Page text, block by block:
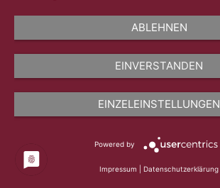
ABLEHNEN
EINVERSTANDEN
EINZELEINSTELLUNGEN
Powered by
Impressum Datenschutzerklärung